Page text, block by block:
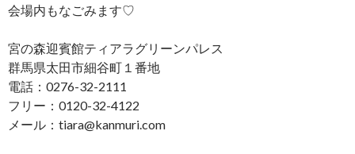
会場内もなごみます♡
宮の森迎賓館ティアラグリーンパレス
群馬県太田市細谷町１番地
電話：0276-32-2111
フリー：0120-32-4122
メール：tiara@kanmuri.com